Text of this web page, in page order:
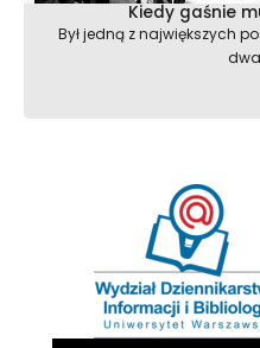
Kiedy gaśnie
Był jedną z największych